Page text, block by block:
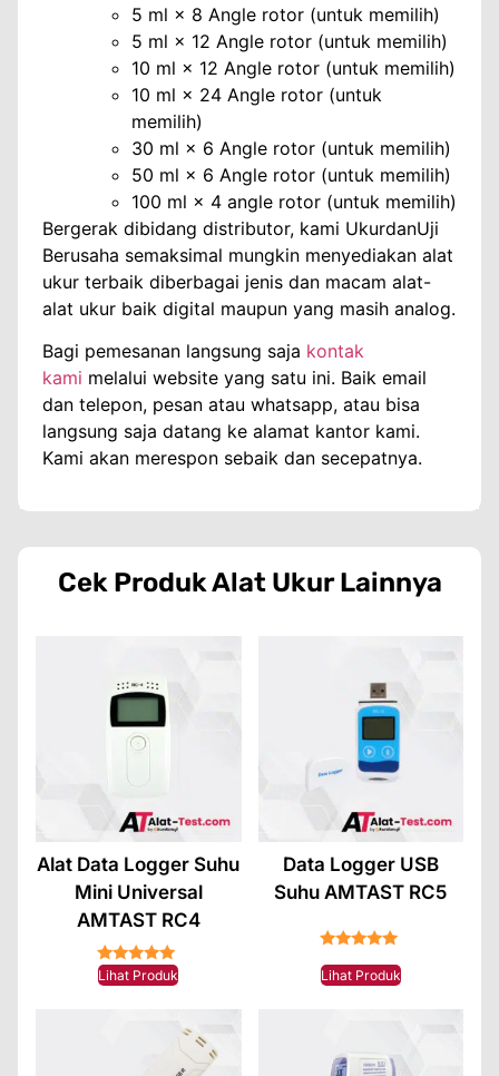
5 ml × 8 Angle rotor (untuk memilih)
5 ml × 12 Angle rotor (untuk memilih)
10 ml × 12 Angle rotor (untuk memilih)
10 ml × 24 Angle rotor (untuk
memilih)
30 ml × 6 Angle rotor (untuk memilih)
50 ml × 6 Angle rotor (untuk memilih)
100 ml × 4 angle rotor (untuk memilih)
Bergerak dibidang distributor, kami UkurdanUji
Berusaha semaksimal mungkin menyediakan alat
ukur terbaik diberbagai jenis dan macam alat-
alat ukur baik digital maupun yang masih analog.
Bagi pemesanan langsung saja kontak
kami melalui website yang satu ini. Baik email
dan telepon, pesan atau whatsapp, atau bisa
langsung saja datang ke alamat kantor kami.
Kami akan merespon sebaik dan secepatnya.
Cek ProdukAlat UkurLainnya
Alat Data Logger Suhu
Mini Universal
AMTAST RC4
★★★★★
Lihat Produk
Data Logger USB
Suhu AMTAST RC5
Lihat Produk